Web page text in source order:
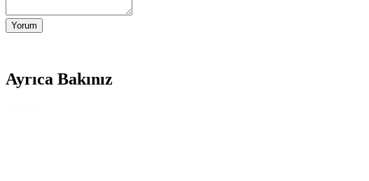
Yorum
Ayrıca Bakınız